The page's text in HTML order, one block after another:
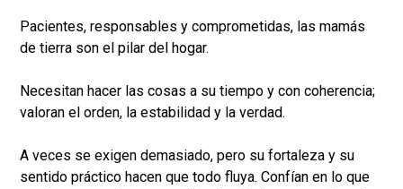
Pacientes, responsables y comprometidas, las mamás
de tierra son el pilar del hogar.
Necesitan hacer las cosas a su tiempo y con coherencia;
valoran el orden, la estabilidad y la verdad.
A veces se exigen demasiado, pero su fortaleza y su
sentido práctico hacen que todo fluya. Confían en lo que